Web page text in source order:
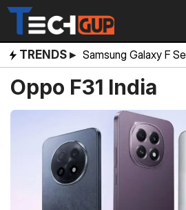
Skip
content
TRENDS ▸ Samsung Galaxy F
Oppo F31 India